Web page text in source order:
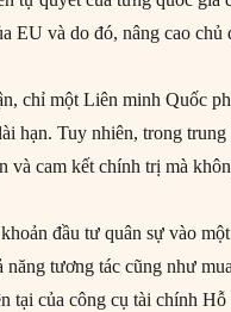
EU và do đó, nâng cao chủ
chỉ một Liên minh Quốc
hạn. Tuy nhiên, trong
và cam kết chính trị mà
đầu tư quân sự vào
năng tương tác cũng như
tại của công cụ tài chính